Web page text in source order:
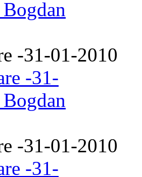
-31-01-2010
-31-01-2010